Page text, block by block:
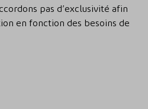
pas d’exclusivité afin
en fonction des besoins de